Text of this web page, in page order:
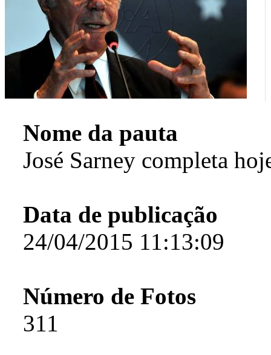
Nome da pauta
José Sarney completa
Data de publicação
24/04/2015 11:13:09
Número de Fotos
311